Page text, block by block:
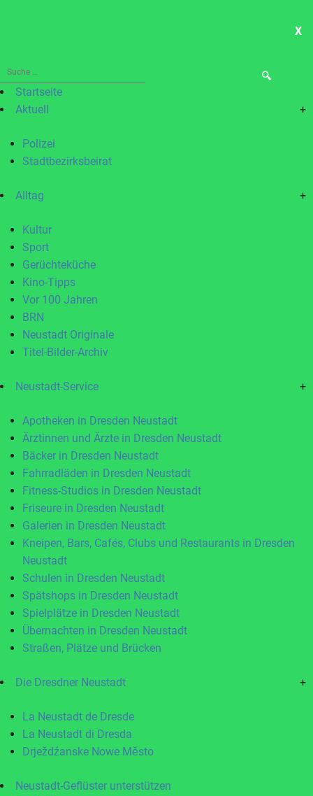
X
Suche
nach:Startseite
Aktuell
+
Polizei
Stadtbezirksbeirat
Alltag +
Kultur
Sport
Gerüchteküche
Kino-Tipps
Vor 100 Jahren
BRN
Neustadt Originale
Titel-Bilder-Archiv
Neustadt-Service +
Apotheken in Dresden Neustadt
Ärztinnen und Ärzte in Dresden Neustadt
Bäcker in Dresden Neustadt
Fahrradläden in Dresden Neustadt
Fitness-Studios in Dresden Neustadt
Friseure in Dresden Neustadt
Galerien in Dresden Neustadt
Kneipen, Bars, Cafés, Clubs und Restaurants in Dresden
Neustadt
Schulen in Dresden Neustadt
Spätshops in Dresden Neustadt
Spielplätze in Dresden Neustadt
Übernachten in Dresden Neustadt
Straßen, Plätze und Brücken
Die Dresdner Neustadt +
La Neustadt de Dresde
La Neustadt di Dresda
Drježdźanske Nowe Město
Neustadt-Geflüster unterstützen